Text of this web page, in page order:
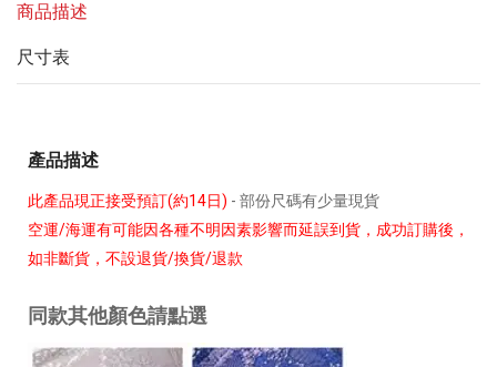
商品描述
尺寸表
產品描述
此產品現正接受預訂(約14日) - 部份尺碼有少量現貨
空運/海運有可能因各種不明因素影響而延誤到貨，成功訂購後，
如非斷貨，不設退貨/換貨/退款
同款其他顏色請點選